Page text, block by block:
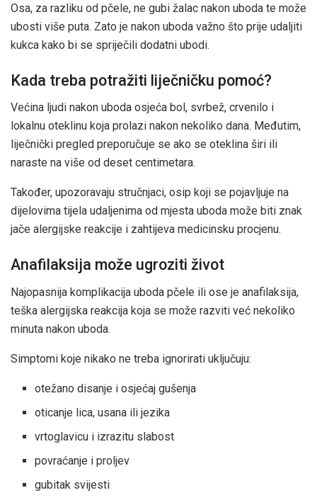
Osa, za razliku od pčele, ne gubi žalac nakon uboda te može
ubosti više puta. Zato je nakon uboda važno što prije udaljiti
kukca kako bi se spriječili dodatni ubodi.
Kada treba potražiti liječničku pomoć?
Većina ljudi nakon uboda osjeća bol, svrbež, crvenilo i
lokalnu oteklinu koja prolazi nakon nekoliko dana. Međutim,
liječnički pregled preporučuje se ako se oteklina širi ili
naraste na više od deset centimetara.
Također, upozoravaju stručnjaci, osip koji se pojavljuje na
dijelovima tijela udaljenima od mjesta uboda može biti znak
jače alergijske reakcije i zahtijeva medicinsku procjenu.
Anafilaksija može ugroziti život
Najopasnija komplikacija uboda pčele ili ose je anafilaksija,
teška alergijska reakcija koja se može razviti već nekoliko
minuta nakon uboda.
Simptomi koje nikako ne treba ignorirati uključuju:
otežano disanje i osjećaj gušenja
oticanje lica, usana ili jezika
vrtoglavicu i izrazitu slabost
povraćanje i proljev
gubitak svijesti